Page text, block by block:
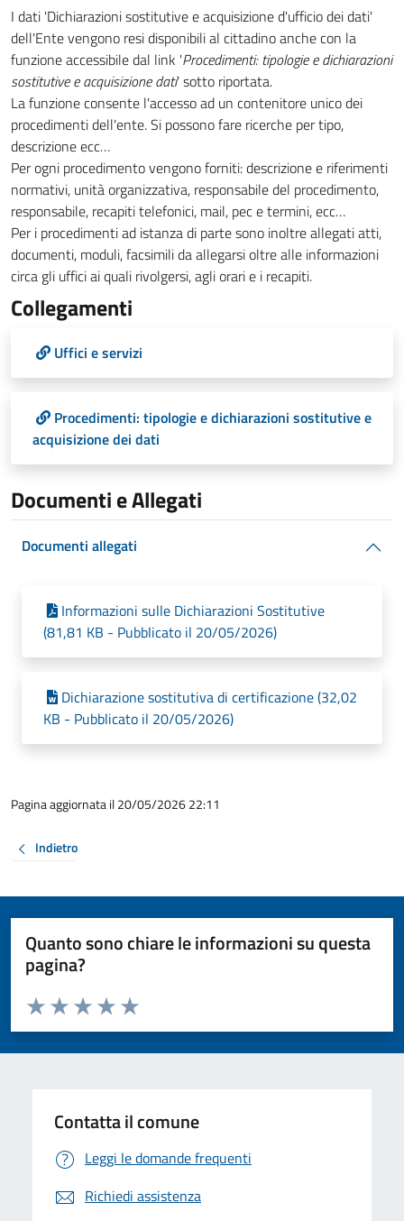
I dati 'Dichiarazioni sostitutive e acquisizione d'ufficio dei dati'
dell'Ente vengono resi disponibili al cittadino anche con la
funzione accessibile dal link 'Procedimenti: tipologie e dichiarazioni
sostitutive e acquisizione dati' sotto riportata.
La funzione consente l'accesso ad un contenitore unico dei
procedimenti dell'ente. Si possono fare ricerche per tipo,
descrizione ecc…
Per ogni procedimento vengono forniti: descrizione e riferimenti
normativi, unità organizzativa, responsabile del procedimento,
responsabile, recapiti telefonici, mail, pec e termini, ecc…
Per i procedimenti ad istanza di parte sono inoltre allegati atti,
documenti, moduli, facsimili da allegarsi oltre alle informazioni
circa gli uffici ai quali rivolgersi, agli orari e i recapiti.
Collegamenti
Uffici e servizi
Procedimenti: tipologie e dichiarazioni sostitutive e
acquisizione dei dati
Documenti e Allegati
Documenti allegati
Informazioni sulle Dichiarazioni Sostitutive
(81,81 KB - Pubblicato il 20/05/2026)
Dichiarazione sostitutiva di certificazione (32,02
KB - Pubblicato il 20/05/2026)
Pagina aggiornata il 20/05/2026 22:11
Indietro
Quanto sono chiare le informazioni su questa
pagina?
Valuta da 1 a 5 stelle la pagina
Valuta 5 stelle su 5
Valuta 4 stelle su 5
Valuta 3 stelle su 5
Valuta 2 stelle su 5
Valuta 1 stelle su 5
Contatta il comune
Leggi le domande frequenti
Richiedi assistenza